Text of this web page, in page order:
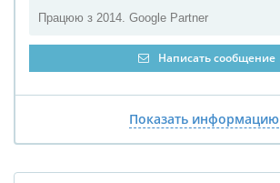
Працюю з 2014. Google Partner
Написать сообщение
Показать информацию